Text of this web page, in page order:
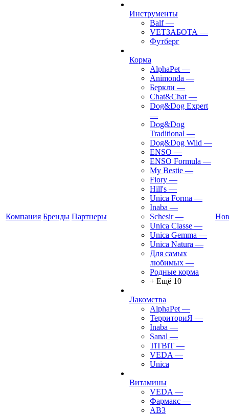
Компания Бренды Партнеры
Инструменты
Balf —
VETЗАБОТА —
Футберг
Корма
AlphaPet —
Animonda —
Беркли —
Chat&Chat —
Dog&Dog Expert
—
Dog&Dog
Traditional —
Dog&Dog Wild —
ENSO —
ENSO Formula —
My Bestie —
Fiory —
Hill's —
Unica Forma —
Inaba —
Schesir —
Unica Classe —
Unica Gemma —
Unica Natura —
Для самых
любимых —
Родные корма
+ Ещё 10
Лакомства
AlphaPet —
ТерриториЯ —
Inaba —
Sanal —
TiTBiT —
VEDA —
Unica
Витамины
VEDA —
Фармакс —
АВ3